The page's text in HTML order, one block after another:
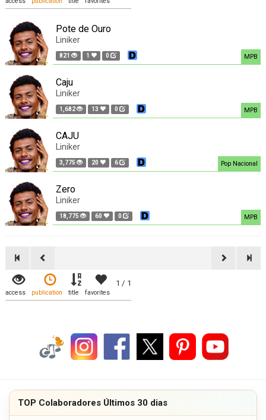
Pote de Ouro
Liniker
821 1 0 MPB
Caju
Liniker
1,682 13 0 MPB
CAJU
Liniker
3,775 20 6 Pop Nacional
Zero
Liniker
18,775 60 0 MPB
1 / 1
access publication title favorites
TOP Colaboradores Últimos 30 dias